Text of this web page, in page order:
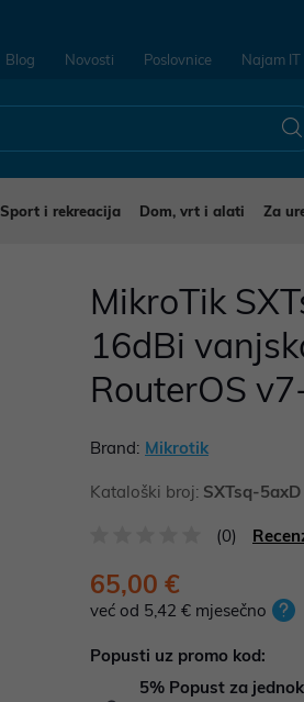
Blog Novosti Poslovnice Najam
Sport i rekreacija Dom, vrt i alati Za
MikroTik
16dBi
RouterOS
Brand: Mikrotik
Kataloški broj: SXTsq-5axD
(0)
65,00 €
već od 5,42 € mjesečno
Popusti uz promo kod:
5% Popust za